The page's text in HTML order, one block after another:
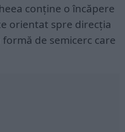
conține o încăpere
orientat spre direcția
formă de semicerc care